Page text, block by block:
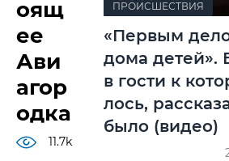
оящ
ее
Ави
агор
одка
11.7k
ПРОИСШЕСТВИЯ
«Первым
дома детей».
в гости к
лось,
было (видео)